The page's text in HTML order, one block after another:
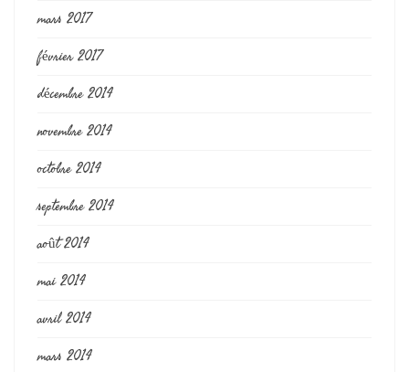
mars 2017
février 2017
décembre 2014
novembre 2014
octobre 2014
septembre 2014
août 2014
mai 2014
avril 2014
mars 2014